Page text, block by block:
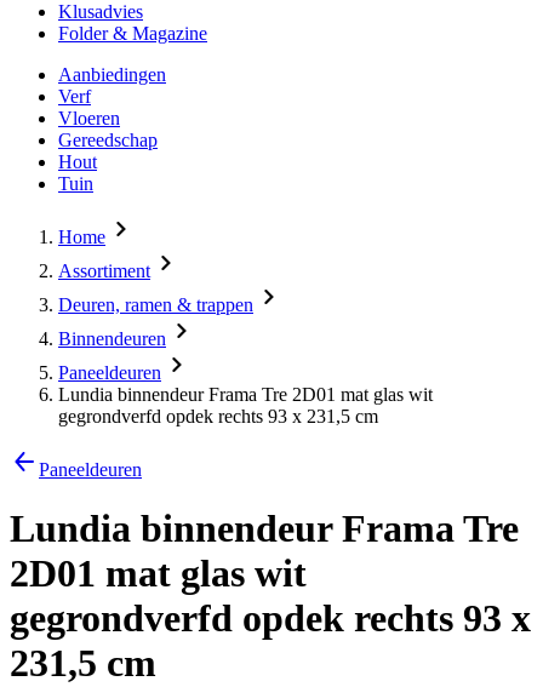
Klusadvies
Folder & Magazine
Aanbiedingen
Verf
Vloeren
Gereedschap
Hout
Tuin
Home
Assortiment
Deuren, ramen & trappen
Binnendeuren
Paneeldeuren
Lundia binnendeur Frama Tre 2D01 mat glas wit
gegrondverfd opdek rechts 93 x 231,5 cm
Paneeldeuren
Lundia binnendeur Frama Tre
2D01 mat glas wit
gegrondverfd opdek rechts 93 x
231,5 cm